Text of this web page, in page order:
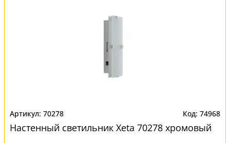
70278 74968
Настенный светильник Xeta 70278 хромовый